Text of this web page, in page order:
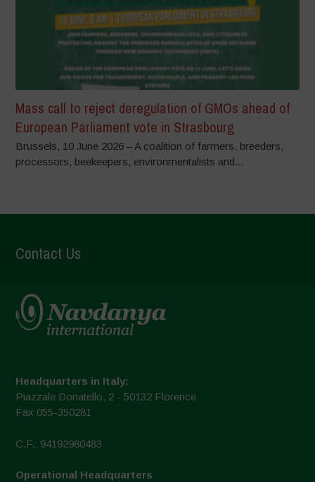
Mass call to reject deregulation of GMOs ahead of
European Parliament vote in Strasbourg
Brussels, 10 June 2026 – A coalition of farmers, breeders,
processors, beekeepers, environmentalists and...
Contact Us
Headquarters in Italy:
Piazzale Donatello, 2 - 50132 Florence
Fax 055-350281
C.F.: 94192980483
Operational Headquarters